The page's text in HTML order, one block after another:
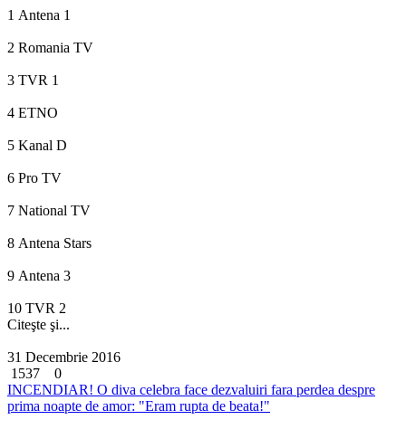
1 Antena 1
2 Romania TV
3 TVR 1
4 ETNO
5 Kanal D
6 Pro TV
7 National TV
8 Antena Stars
9 Antena 3
10 TVR 2
Citeşte şi...
31 Decembrie 2016
1537
0
INCENDIAR! O diva celebra face dezvaluiri fara perdea despre
prima noapte de amor: "Eram rupta de beata!"